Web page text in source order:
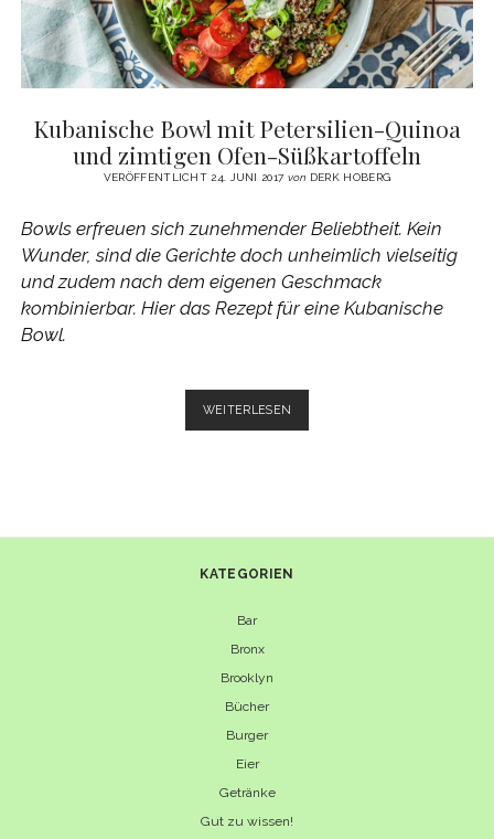
Kubanische Bowl mit Petersilien-Quinoa
und zimtigen Ofen-Süßkartoffeln
VERÖFFENTLICHT 24. JUNI 2017 von DERK HOBERG
Bowls erfreuen sich zunehmender Beliebtheit. Kein
Wunder, sind die Gerichte doch unheimlich vielseitig
und zudem nach dem eigenen Geschmack
kombinierbar. Hier das Rezept für eine Kubanische
Bowl.
WEITERLESEN
BOWL
SÜSSKARTOFFELN
KATEGORIEN
Bar
Bronx
Brooklyn
Bücher
Burger
Eier
Getränke
Gut zu wissen!